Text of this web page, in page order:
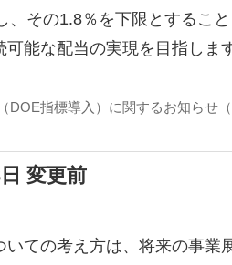
、その1.8％を下限とするこ
能な配当の実現を目指しま
DOE指標導入）に関するお知らせ（
変更前
いての考え方は、将来の事